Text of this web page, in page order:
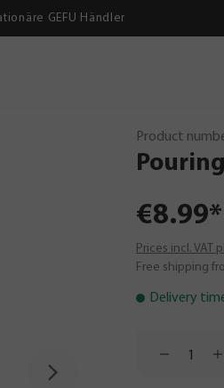
GEFU Händler
Product
Pouring
€8.99*
Prices incl. VAT
Free shipping
Delivery